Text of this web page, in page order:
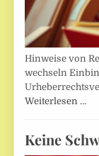
Hinweise von
wechseln
Weiterlesen …
Keine